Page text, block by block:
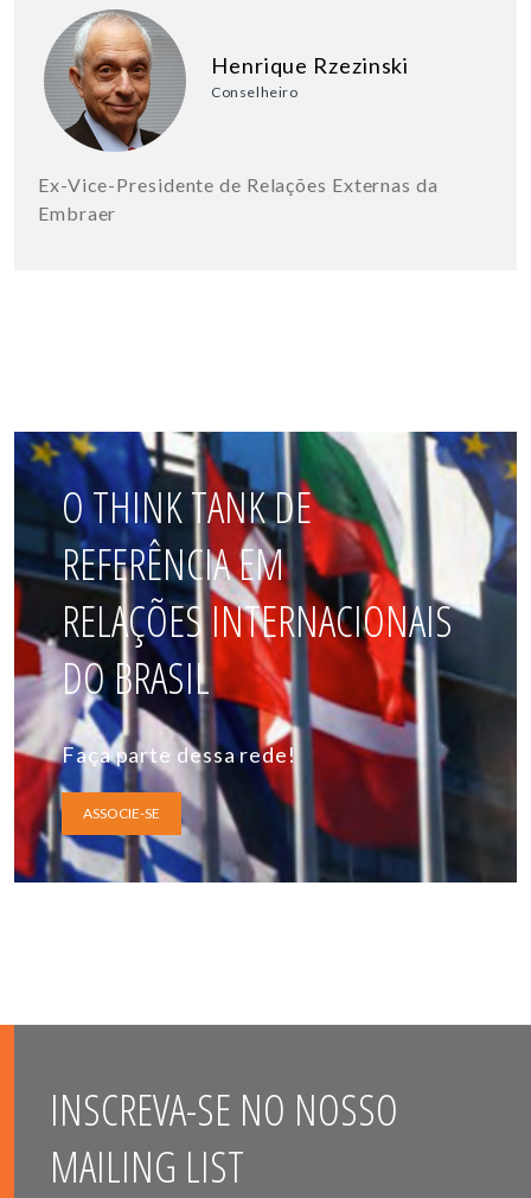
Henrique Rzezinski
Conselheiro
Ex-Vice-Presidente de Relações Externas da
Embraer
O THINK TANK DE
REFERÊNCIA EM
RELAÇÕES INTERNACIONAIS
DO BRASIL
Faça parte dessa rede!
ASSOCIE-SE
INSCREVA-SE NO NOSSO
MAILING LIST